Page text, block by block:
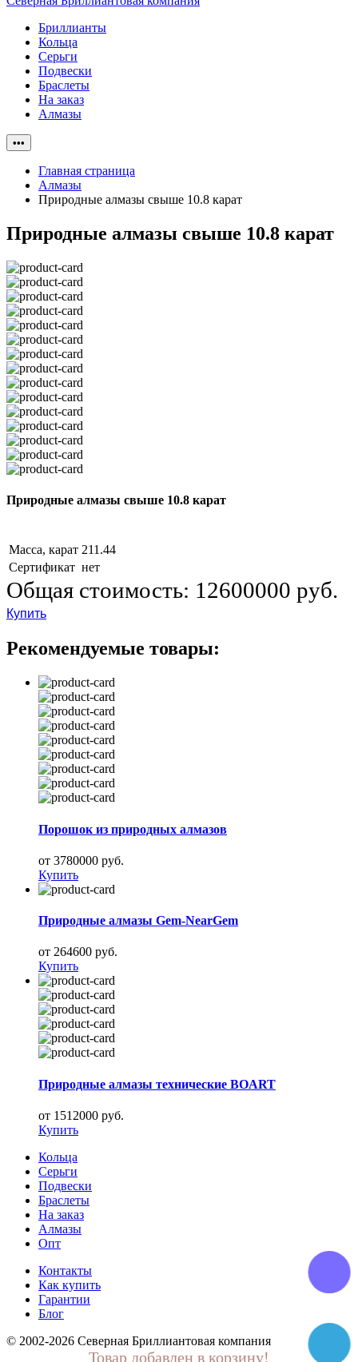
Бриллианты
Кольца
Серьги
Подвески
Браслеты
На заказ
Алмазы
•••
Главная страница
Алмазы
Природные алмазы свыше 10.8 карат
Природные алмазы свыше 10.8 карат
Природные алмазы свыше 10.8 карат
Масса, карат 211.44
Сертификат нет
Общая стоимость: 12600000 руб.
Купить
Рекомендуемые товары:
Порошок из природных алмазов
от 3780000 руб.
Купить
Природные алмазы Gem-NearGem
от 264600 руб.
Купить
Природные алмазы технические BOART
от 1512000 руб.
Купить
Кольца
Серьги
Подвески
Браслеты
На заказ
Алмазы
Опт
Контакты
Как купить
Гарантии
Блог
© 2002-2026 Северная Бриллиантовая компания
Товар добавлен в корзину!